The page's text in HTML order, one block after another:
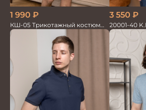
1 990 ₽
КШ-05 Трикотажный костюм
мужской жилет+шорты
3 550 ₽
20001-40
Поло синий